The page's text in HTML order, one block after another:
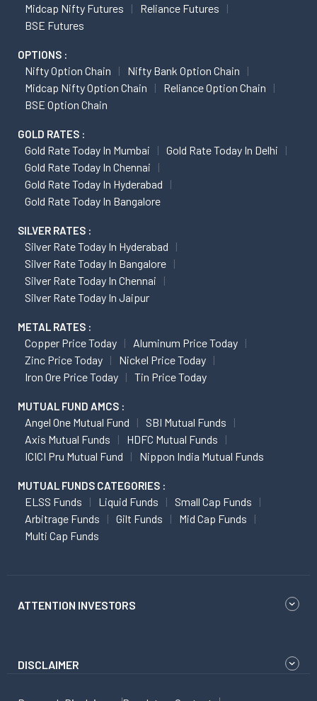
Midcap Nifty Futures
Reliance Futures
BSE Futures
OPTIONS :
Nifty Option Chain
Nifty Bank Option Chain
Midcap Nifty Option Chain
Reliance Option Chain
BSE Option Chain
GOLD RATES :
Gold Rate Today In Mumbai
Gold Rate Today In Delhi
Gold Rate Today In Chennai
Gold Rate Today In Hyderabad
Gold Rate Today In Bangalore
SILVER RATES :
Silver Rate Today In Hyderabad
Silver Rate Today In Bangalore
Silver Rate Today In Chennai
Silver Rate Today In Jaipur
METAL RATES :
Copper Price Today
Aluminum Price Today
Zinc Price Today
Nickel Price Today
Iron Ore Price Today
Tin Price Today
MUTUAL FUND AMCS :
Angel One Mutual Fund
SBI Mutual Funds
Axis Mutual Funds
HDFC Mutual Funds
ICICI Pru Mutual Fund
Nippon India Mutual Funds
MUTUAL FUNDS CATEGORIES :
ELSS Funds Liquid Funds
Small Cap Funds
Arbitrage Funds
Gilt Funds
Mid Cap Funds
Multi Cap Funds
ATTENTION INVESTORS
DISCLAIMER